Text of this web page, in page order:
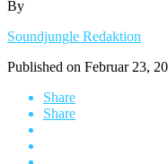
By
Soundjungle Redaktion
Published on Februar 23,
Share
Share